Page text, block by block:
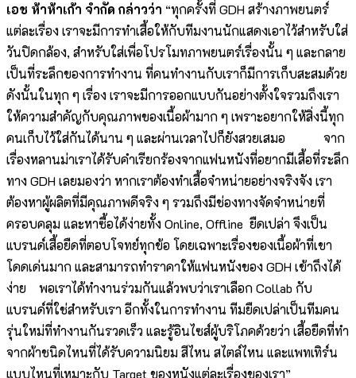
เอช ห้าห้าเก้า จำกัด กล่าวว่า “ทุกครั้งที่ GDH สร้างภาพยนตร์
แต่ละเรื่อง เราจะมีการทำเสื้อให้กับทีมงานนักแสดงเอาไว้สำหรับใส่
วันปิดกล้อง, สำหรับใส่เพื่อโปรโมทภาพยนตร์เรื่องนั้น ๆ และกลาย
เป็นที่ระลึกของการทำงาน ที่คนทำงานกับเราก็มีการเก็บสะสมด้วย
ดังนั้นในทุก ๆ เรื่อง เราจะมีการออกแบบกันอย่างตั้งใจรวมถึงเรา
ให้ความสำคัญกับคุณภาพของเนื้อผ้ามาก ๆ เพราะอยากให้สิ่งนี้ทุก
คนเก็บไว้ใส่กันได้นาน ๆ และผ่านเวลาไปก็ยังสวยเสมอ จาก
เรื่องหลานม่าเราได้รับคำเรียกร้องจากแฟนหนังที่อยากมีเสื้อที่ระลึก
ทาง GDH เลยมองว่า หากเราต้องทำเสื้อจำหน่ายอย่างจริงจัง เรา
ต้องหาผู้ผลิตที่มีคุณภาพดีจริง ๆ รวมถึงมีช่องทางจัดจำหน่ายที่
ครอบคลุม และหาซื้อได้ง่ายทั้ง Online, Offline ยืดเปล่า จึงเป็น
แบรนด์เสื้อยืดที่ตอบโจทย์ทุกข้อ โดยเฉพาะเรื่องของเนื้อผ้าที่เขา
โดดเด่นมาก และสามารถทำราคาให้แฟนหนังของ GDH เข้าถึงได้
ง่าย พอเราได้ทำงานร่วมกันแล้วพบว่าเราเลือก Collab กับ
แบรนด์ที่ใช่สำหรับเรา อีกทั้งในการทำงาน ทีมยืดเปล่าเป็นทีมคน
รุ่นใหม่ที่ทำงานกันรวดเร็ว และรู้อินไซส์ผู้บริโภคด้วยว่า เสื้อยืดที่ทำ
จากผ้าชนิดไหนที่ได้รับความนิยม สีไหน สไตล์ไหน และแพทเทิร์น
แบบไหนที่เหมาะกับ Target ของหนังแต่ละเรื่องของเรา”